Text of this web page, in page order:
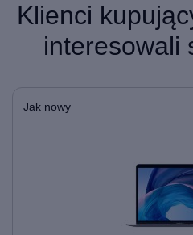
Klienci
interesowali
Jak nowy